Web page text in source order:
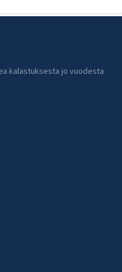
kalastuksesta jo vuodesta